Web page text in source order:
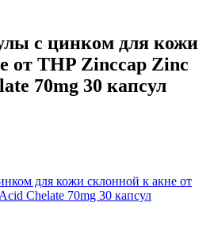
с цинком для кожи
от THP Zinccap Zinc
70mg 30 капсул